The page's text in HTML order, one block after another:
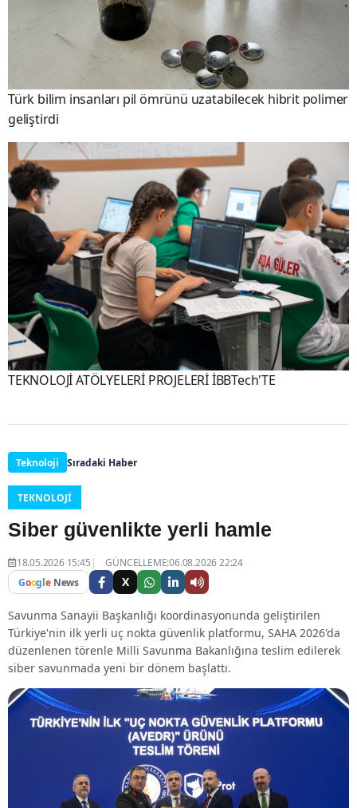
Türk bilim insanları pil ömrünü uzatabilecek hibrit polimer
geliştirdi
TEKNOLOJİ ATÖLYELERİ PROJELERİ İBBTech'TE
Teknoloji Sıradaki Haber
TEKNOLOJI
Siber güvenlikte yerli hamle
18.05.2026 15:45
GÜNCELLEME:06.08.2026 22:24
Google News X
Savunma Sanayii Başkanlığı koordinasyonunda geliştirilen
Türkiye'nin ilk yerli uç nokta güvenlik platformu, SAHA 2026'da
düzenlenen törenle Milli Savunma Bakanlığına teslim edilerek
siber savunmada yeni bir dönem başlattı.